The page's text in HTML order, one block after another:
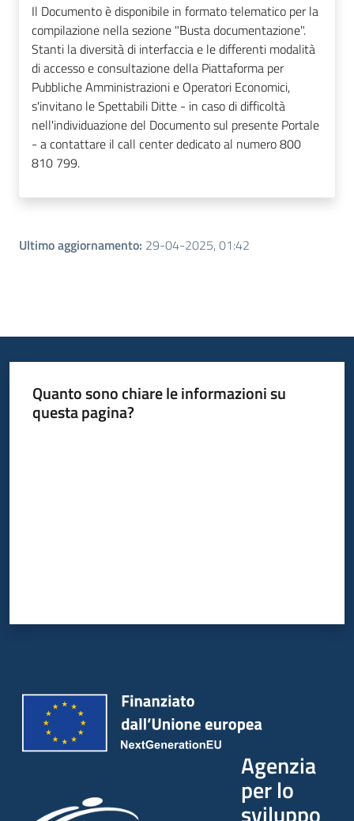
Il Documento è disponibile in formato telematico per la
compilazione nella sezione "Busta documentazione".
Stanti la diversità di interfaccia e le differenti modalità
di accesso e consultazione della Piattaforma per
Pubbliche Amministrazioni e Operatori Economici,
s'invitano le Spettabili Ditte - in caso di difficoltà
nell'individuazione del Documento sul presente Portale
- a contattare il call center dedicato al numero 800
810 799.
Ultimo aggiornamento: 29-04-2025, 01:42
Quanto sono chiare le informazioni su
questa pagina?
Agenzia
per lo